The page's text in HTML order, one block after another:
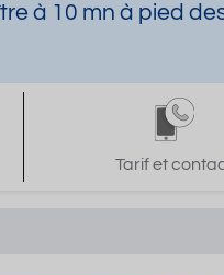
à 10 mn à pied
Tarif et